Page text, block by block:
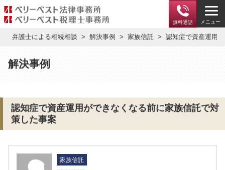
無料通話 メニュー
弁護士による相続相談 解決事例 家族信託 認知症で資産運用
解決事例
認知症で資産運用ができなくなる前に家族信託で対
策した事案
家族信託